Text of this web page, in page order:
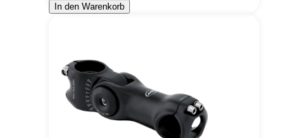
In den Warenkorb